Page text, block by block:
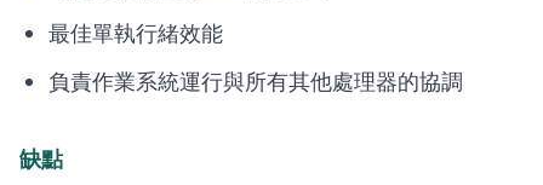
最佳單執行緒效能
負責作業系統運行與所有其他處理器的協調
缺點